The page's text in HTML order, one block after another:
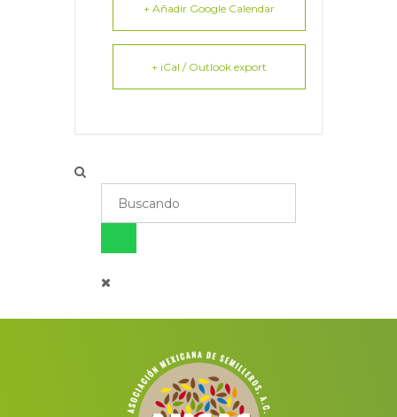
+ Añadir Google Calendar
+ iCal / Outlook export